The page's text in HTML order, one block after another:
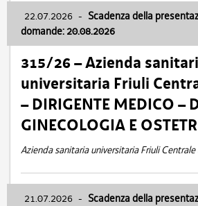
22.07.2026 - Scadenza della
domande: 20.08.2026
315/26 – Azienda
universitaria Friuli
– DIRIGENTE MEDICO –
GINECOLOGIA E
Azienda sanitaria universitaria Friuli Centrale
21.07.2026 - Scadenza della